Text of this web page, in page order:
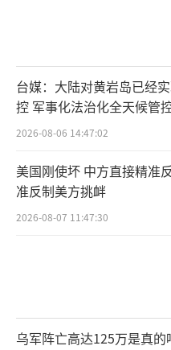
台媒：大陆对黄岩岛已经
控 军事化法治化全天候管
2026-08-06 14:47:02
美国刚使坏 中方直接精准
准反制美方挑衅
2026-08-07 11:47:30
乌军阵亡高达125万是真的